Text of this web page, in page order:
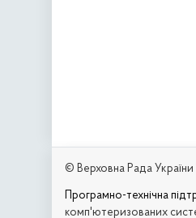
© Верховна Рада
Програмно-технічна
комп'ютеризованих